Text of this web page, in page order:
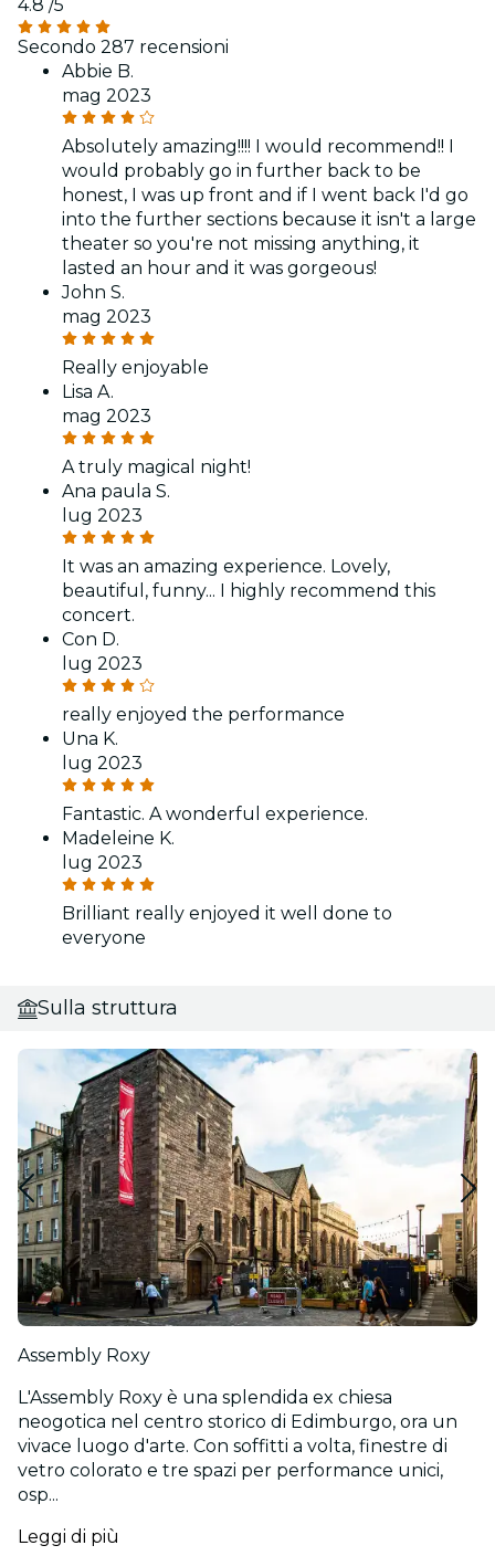
4.8 /5
Secondo 287 recensioni
Abbie B.
mag 2023
Absolutely amazing!!!! I would recommend!! I
would probably go in further back to be
honest, I was up front and if I went back I'd go
into the further sections because it isn't a large
theater so you're not missing anything, it
lasted an hour and it was gorgeous!
John S.
mag 2023
Really enjoyable
Lisa A.
mag 2023
A truly magical night!
Ana paula S.
lug 2023
It was an amazing experience. Lovely,
beautiful, funny... I highly recommend this
concert.
Con D.
lug 2023
really enjoyed the performance
Una K.
lug 2023
Fantastic. A wonderful experience.
Madeleine K.
lug 2023
Brilliant really enjoyed it well done to
everyone
Sulla struttura
Assembly Roxy
L'Assembly Roxy è una splendida ex chiesa
neogotica nel centro storico di Edimburgo, ora un
vivace luogo d'arte. Con soffitti a volta, finestre di
vetro colorato e tre spazi per performance unici,
osp...
Leggi di più